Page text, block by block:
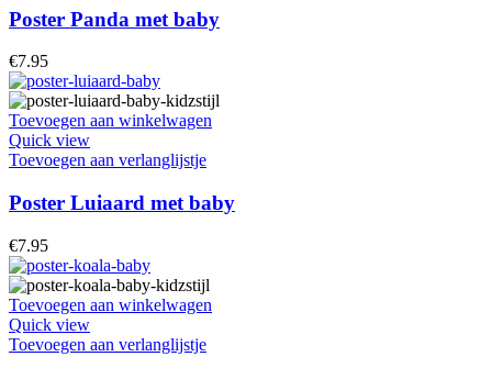
Poster Panda met baby
€7.95
Toevoegen aan winkelwagen
Quick view
Toevoegen aan verlanglijstje
Poster Luiaard met baby
€7.95
Toevoegen aan winkelwagen
Quick view
Toevoegen aan verlanglijstje